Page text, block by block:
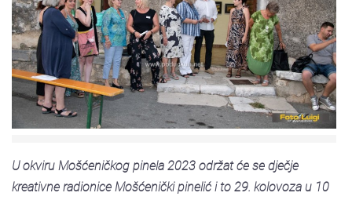
U okviru Mošćeničkog pinela 2023 održat će se dječje
kreativne radionice Mošćenički pinelić i to 29. kolovoza u 10